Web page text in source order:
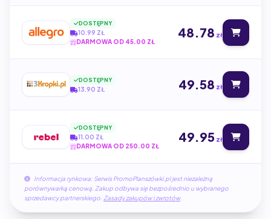
DOSTĘPNY
10.99 ZŁ
DARMOWA OD 45.00 ZŁ
48.78 zł
DOSTĘPNY
13.90 ZŁ 49.58 zł
DOSTĘPNY
11.00 ZŁ
DARMOWA OD 250.00 ZŁ
49.95 zł
Informacja rynkowa: Serwis PromoPlanszówki.pl jest niezależną
porównywarką cenową. Zakup odbywa się bezpośrednio u wybranego
sprzedawcy partnerskiego. Zasady zakupów i zwrotów.